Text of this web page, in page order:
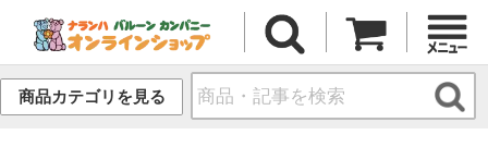
商品カテゴリを見る